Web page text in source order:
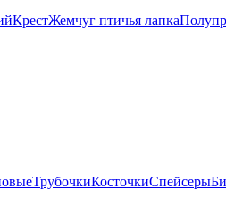
КрестЖемчуг птичья лапка
ТрубочкиКосточкиСпейсеры